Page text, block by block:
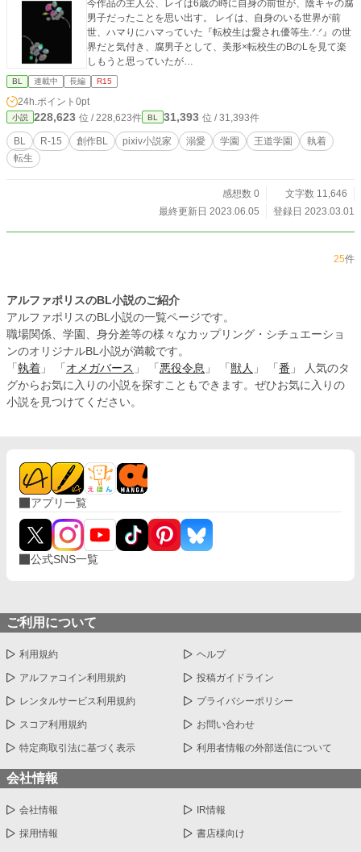
今作品の主人公、レイは6歳の時に自身の前世が、陰キャの腐
男子だったことを思い出す。 レイは、自身のいる世界が前
世、ハマりにハマっていた『転校生は愛され優等生.ᐟ‪‪.ᐟ』の世
界だと気付き、腐男子として、美形×転校生のBのLを見て楽
しもうと思っていたが…
BL 連載中 長編 R15
24h.ポイント 0pt
小説 228,623 位 / 228,623件 BL 31,393 位 / 31,393件
BL R-15 創作BL pixiv小説家 溺愛 学園 王道学園
執着
転生
感想数 0
文字数 11,646
最終更新日 2023.06.05
登録日 2023.03.01
25件
アルファポリスのBL小説のご紹介
アルファポリスのBL小説の一覧ページです。
職場関係、学園、身分差等の様々なカップリング・シチュエーショ
ンのオリジナルBL小説が満載です。
「 執着 」 「 オメガバース 」 「 悪役令息 」 「 獣人 」 「 番 」 人気のタ
グからお気に入りの小説を探すこともできます。ぜひお気に入りの
小説を見つけてください。
アプリ一覧
公式SNS一覧
ご利用について
利用規約 ヘルプ
アルファコイン利用規約 投稿ガイドライン
レンタルサービス利用規約 プライバシーポリシー
スコア利用規約 お問い合わせ
特定商取引法に基づく表示 利用者情報の外部送信について
会社情報
会社情報 IR情報
採用情報 書店様向け